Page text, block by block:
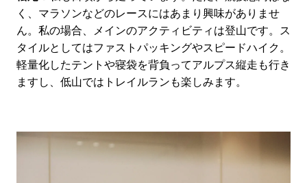
く、マラソンなどのレースにはあまり興味がありませ
ん。私の場合、メインのアクティビティは登山です。ス
タイルとしてはファストパッキングやスピードハイク。
軽量化したテントや寝袋を背負ってアルプス縦走も行き
ますし、低山ではトレイルランも楽しみます。